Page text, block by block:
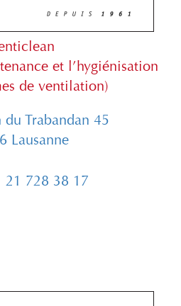
et l’hygiénisation
de ventilation)
du Trabandan 45
Lausanne
21 728 38 17